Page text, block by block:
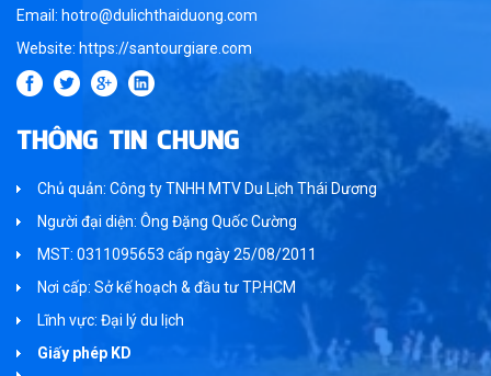
Email: hotro@dulichthaiduong.com
Website: https://santourgiare.com
THÔNG TIN CHUNG
Chủ quản: Công ty TNHH MTV Du Lịch Thái Dương
Người đại diện: Ông Đặng Quốc Cường
MST: 0311095653 cấp ngày 25/08/2011
Nơi cấp: Sở kế hoạch & đầu tư TP.HCM
Lĩnh vực: Đại lý du lịch
Giấy phép KD